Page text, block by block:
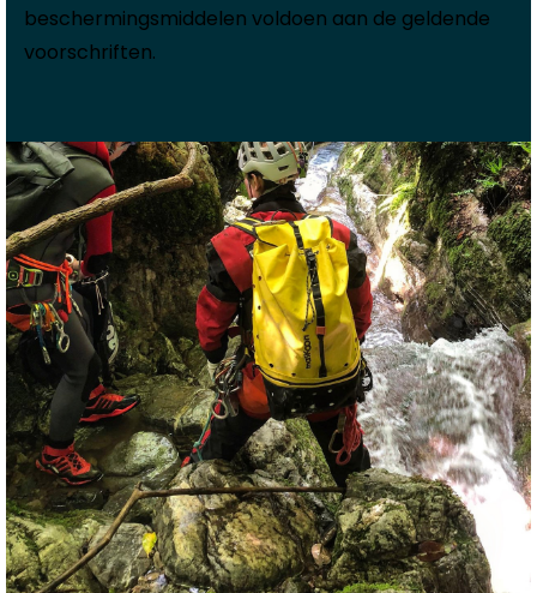
beschermingsmiddelen voldoen aan de geldende
voorschriften.